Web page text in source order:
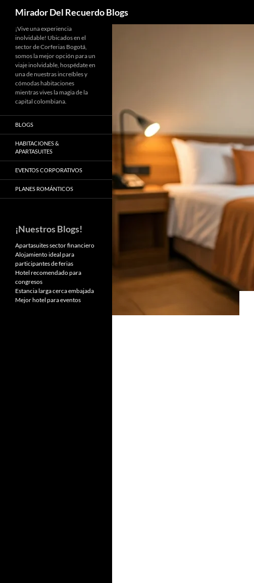
Saltar
contenido
Mirador Del Recuerdo Blogs
¡Vive una experiencia
inolvidable! Ubicados en el
sector de Corferias Bogotá,
somos la mejor opción para un
viaje inolvidable, hospédate en
una de nuestras increíbles y
cómodas habitaciones
mientras vives la magia de la
capital colombiana.
BLOGS
HABITACIONES &
APARTASUITES
EVENTOS CORPORATIVOS
PLANES ROMÁNTICOS
¡Nuestros Blogs!
Apartasuites sector financiero
Alojamiento ideal para
participantes de ferias
Hotel recomendado para
congresos
Estancia larga cerca embajada
Mejor hotel para eventos